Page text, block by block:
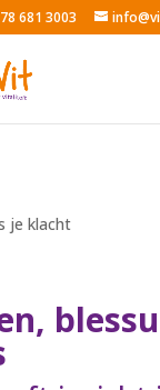
681 3003
je klacht